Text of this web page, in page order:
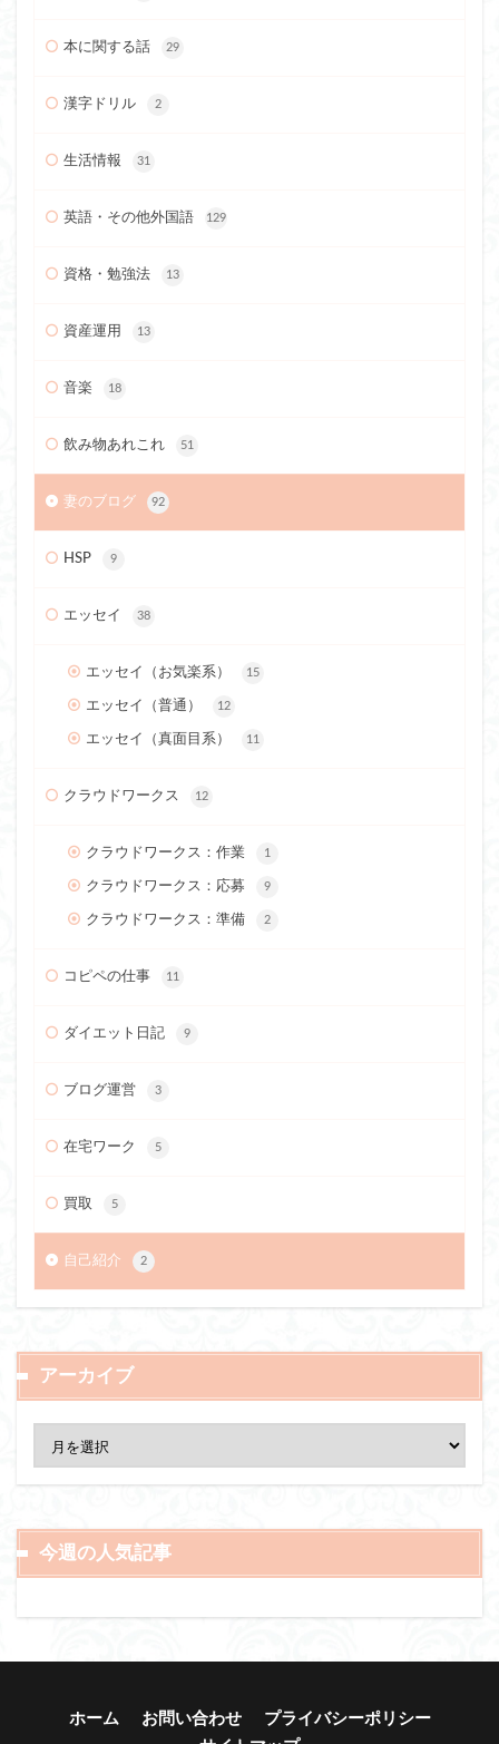
本に関する話 29
漢字ドリル 2
生活情報 31
英語・その他外国語 129
資格・勉強法 13
資産運用 13
音楽 18
飲み物あれこれ 51
妻のブログ 92
HSP 9
エッセイ 38
エッセイ（お気楽系） 15
エッセイ（普通） 12
エッセイ（真面目系） 11
クラウドワークス 12
クラウドワークス：作業 1
クラウドワークス：応募 9
クラウドワークス：準備 2
コピペの仕事 11
ダイエット日記 9
ブログ運営 3
在宅ワーク 5
買取 5
自己紹介 2
アーカイブ
今週の人気記事
ホーム お問い合わせ
プライバシーポリシー